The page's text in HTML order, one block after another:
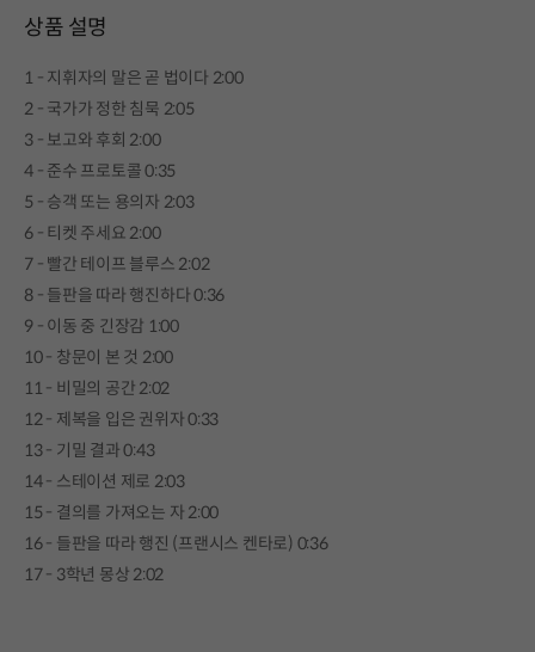
상품 설명
1 - 지휘자의 말은 곧 법이다 2:00
2 - 국가가 정한 침묵 2:05
3 - 보고와 후회 2:00
4 - 준수 프로토콜 0:35
5 - 승객 또는 용의자 2:03
6 - 티켓 주세요 2:00
7 - 빨간 테이프 블루스 2:02
8 - 들판을 따라 행진하다 0:36
9 - 이동 중 긴장감 1:00
10 - 창문이 본 것 2:00
11 - 비밀의 공간 2:02
12 - 제복을 입은 권위자 0:33
13 - 기밀 결과 0:43
14 - 스테이션 제로 2:03
15 - 결의를 가져오는 자 2:00
16 - 들판을 따라 행진 (프랜시스 켄타로) 0:36
17 - 3학년 몽상 2:02